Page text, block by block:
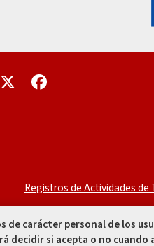
Enlace
Registros de Actividades
carácter personal de los
decidir si acepta o no cuando